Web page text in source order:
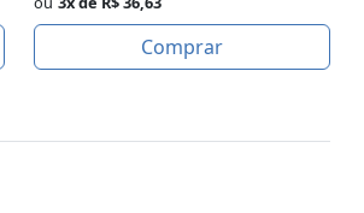
Comprar